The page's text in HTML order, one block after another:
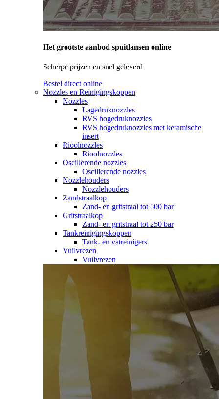
Het grootste aanbod spuitlansen online
Scherpe prijzen en snel geleverd
Bestel direct online
Nozzles en Reinigingskoppen
Nozzles
Lagedruknozzles
RVS hogedruknozzles
RVS hogedruknozzles met keramische
insert
Rioolnozzles
Rioolnozzles
Oscillerende nozzles
Oscillerende nozzles
Nozzlehouders
Nozzlehouders
Zandstraalkop
Zand- en gritstraal tot 500 bar
Gritstraalkop
Zand- en gritstraal tot 250 bar
Tankreinigingskoppen
Tank- en vatreinigers
Vuilvrezen
Vuilvrezen